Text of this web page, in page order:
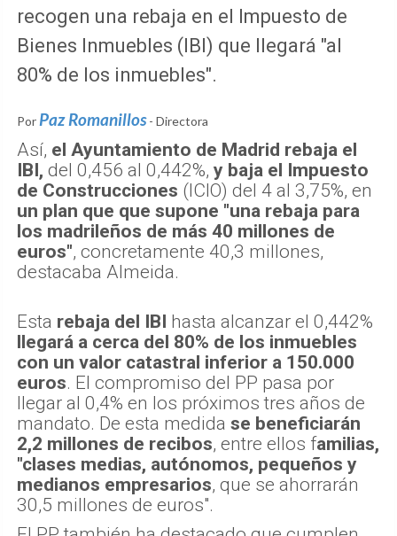
recogen una rebaja en el Impuesto de
Bienes Inmuebles (IBI) que llegará "al
80% de los inmuebles".
Por Paz Romanillos - Directora
Así, el Ayuntamiento de Madrid rebaja el
IBI, del 0,456 al 0,442%, y baja el Impuesto
de Construcciones (ICIO) del 4 al 3,75%, en
un plan que que supone "una rebaja para
los madrileños de más 40 millones de
euros", concretamente 40,3 millones,
destacaba Almeida.
Esta rebaja del IBI hasta alcanzar el 0,442%
llegará a cerca del 80% de los inmuebles
con un valor catastral inferior a 150.000
euros. El compromiso del PP pasa por
llegar al 0,4% en los próximos tres años de
mandato. De esta medida se beneficiarán
2,2 millones de recibos, entre ellos familias,
"clases medias, autónomos, pequeños y
medianos empresarios, que se ahorrarán
30,5 millones de euros".